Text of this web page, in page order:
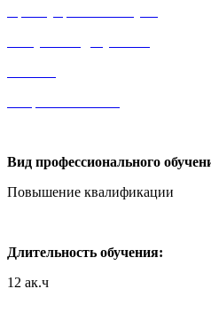
Вид профессионального
Повышение квалификации
Длительность обучения:
12 ак.ч